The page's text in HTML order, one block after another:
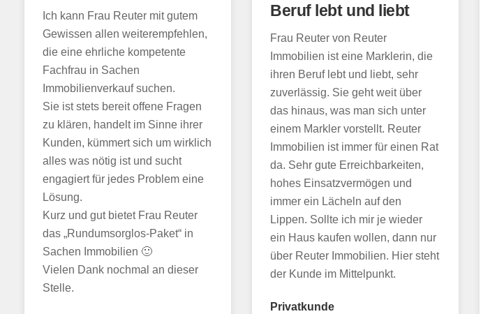
Ich kann Frau Reuter mit gutem
Gewissen allen weiterempfehlen,
die eine ehrliche kompetente
Fachfrau in Sachen
Immobilienverkauf suchen.
Sie ist stets bereit offene Fragen
zu klären, handelt im Sinne ihrer
Kunden, kümmert sich um wirklich
alles was nötig ist und sucht
engagiert für jedes Problem eine
Lösung.
Kurz und gut bietet Frau Reuter
das „Rundumsorglos-Paket“ in
Sachen Immobilien 🙂
Vielen Dank nochmal an dieser
Stelle.
Beruf lebt und liebt
Frau Reuter von Reuter
Immobilien ist eine Marklerin, die
ihren Beruf lebt und liebt, sehr
zuverlässig. Sie geht weit über
das hinaus, was man sich unter
einem Markler vorstellt. Reuter
Immobilien ist immer für einen Rat
da. Sehr gute Erreichbarkeiten,
hohes Einsatzvermögen und
immer ein Lächeln auf den
Lippen. Sollte ich mir je wieder
ein Haus kaufen wollen, dann nur
über Reuter Immobilien. Hier steht
der Kunde im Mittelpunkt.
Privatkunde